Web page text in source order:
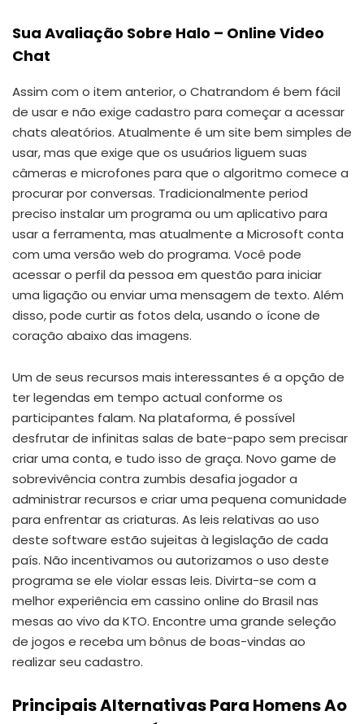
Sua Avaliação Sobre Halo – Online Video
Chat
Assim com o item anterior, o Chatrandom é bem fácil
de usar e não exige cadastro para começar a acessar
chats aleatórios. Atualmente é um site bem simples de
usar, mas que exige que os usuários liguem suas
câmeras e microfones para que o algoritmo comece a
procurar por conversas. Tradicionalmente period
preciso instalar um programa ou um aplicativo para
usar a ferramenta, mas atualmente a Microsoft conta
com uma versão web do programa. Você pode
acessar o perfil da pessoa em questão para iniciar
uma ligação ou enviar uma mensagem de texto. Além
disso, pode curtir as fotos dela, usando o ícone de
coração abaixo das imagens.
Um de seus recursos mais interessantes é a opção de
ter legendas em tempo actual conforme os
participantes falam. Na plataforma, é possível
desfrutar de infinitas salas de bate-papo sem precisar
criar uma conta, e tudo isso de graça. Novo game de
sobrevivência contra zumbis desafia jogador a
administrar recursos e criar uma pequena comunidade
para enfrentar as criaturas. As leis relativas ao uso
deste software estão sujeitas à legislação de cada
país. Não incentivamos ou autorizamos o uso deste
programa se ele violar essas leis. Divirta-se com a
melhor experiência em cassino online do Brasil nas
mesas ao vivo da KTO. Encontre uma grande seleção
de jogos e receba um bônus de boas-vindas ao
realizar seu cadastro.
Principais Alternativas Para Homens Ao